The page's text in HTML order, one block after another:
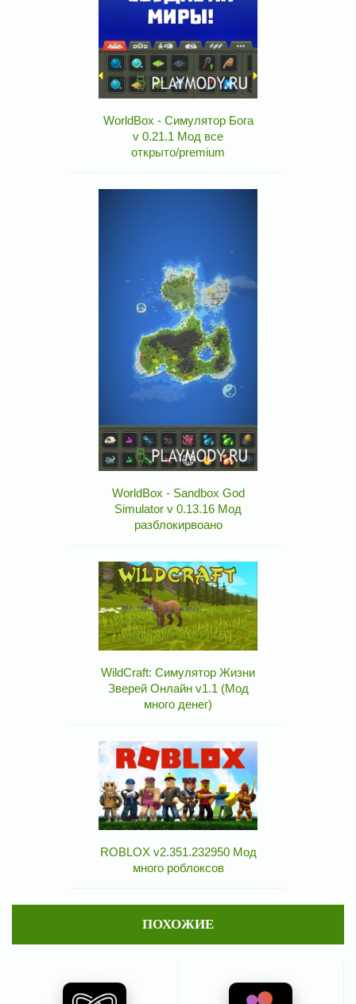
WorldBox - Симулятор Бога
v 0.21.1 Мод все
открыто/premium
WorldBox - Sandbox God
Simulator v 0.13.16 Мод
разблокирвоано
WildCraft: Симулятор Жизни
Зверей Онлайн v1.1 (Мод
много денег)
ROBLOX v2.351.232950 Мод
много роблоксов
ПОХОЖИЕ